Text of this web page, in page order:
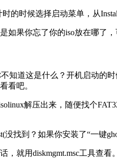
的时候选择启动菜单，从
如果你忘了你的iso放在哪了
知道这是什么？开机启动的
看吧。
解压出来，随便找个
找到？如果你安装了“一键
就用diskmgmt.msc工具查看。